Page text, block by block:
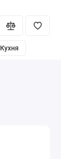
Кухня